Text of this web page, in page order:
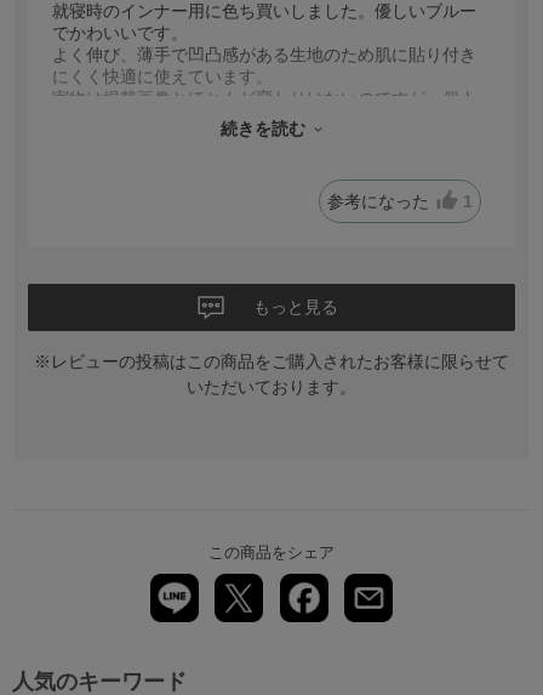
就寝時のインナー用に色ち買いしました。優しいブルー
でかわいいです。
よく伸び、薄手で凹凸感がある生地のため肌に貼り付き
にくく快適に使えています。
実物は掲載画像とほとんど変わりはないのですが、個人
的に白いラインが目立つと感じました。ストライプとま
ではいかないのですが……アップの画像よりもう少し白
気にならないひとは気にならないとおもいますので、あ
くまで個人の感想ととらえていただければ幸いです。
続きを読む
参考になった 1
もっと見る
※レビューの投稿はこの商品をご購入されたお客様に限らせて
いただいております。
この商品をシェア
人気のキーワード